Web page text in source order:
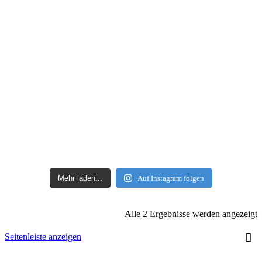
Mehr laden... Auf Instagram folgen
Alle 2 Ergebnisse werden angezeigt
Seitenleiste anzeigen